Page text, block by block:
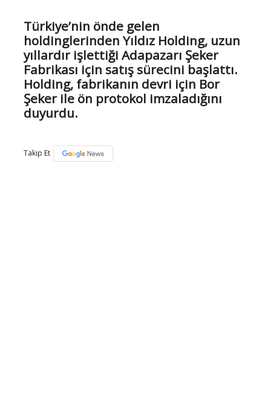
Türkiye’nin önde gelen
holdinglerinden Yıldız Holding, uzun
yıllardır işlettiği Adapazarı Şeker
Fabrikası için satış sürecini başlattı.
Holding, fabrikanın devri için Bor
Şeker ile ön protokol imzaladığını
duyurdu.
Takip Et